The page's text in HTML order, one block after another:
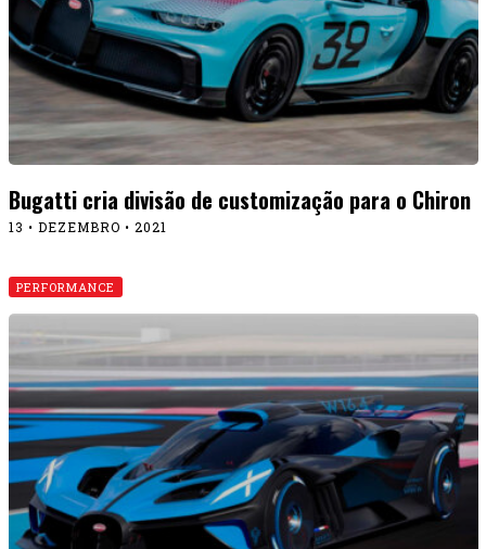
Bugatti cria divisão de customização para o Chiron
13 • DEZEMBRO • 2021
PERFORMANCE